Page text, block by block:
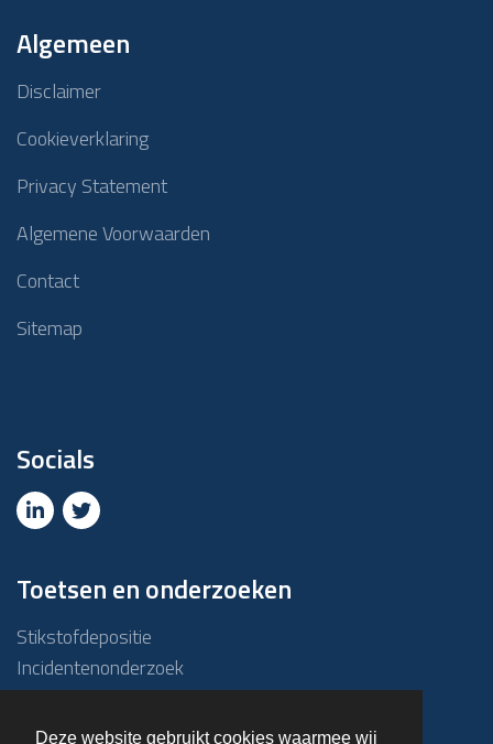
Deze website gebruikt cookies waarmee wij
Algemeen
Disclaimer
Cookieverklaring
Privacy Statement
Algemene Voorwaarden
Contact
Sitemap
Socials
Toetsen en onderzoeken
Stikstofdepositie
Incidentenonderzoek
Due diligence
ABM-toets